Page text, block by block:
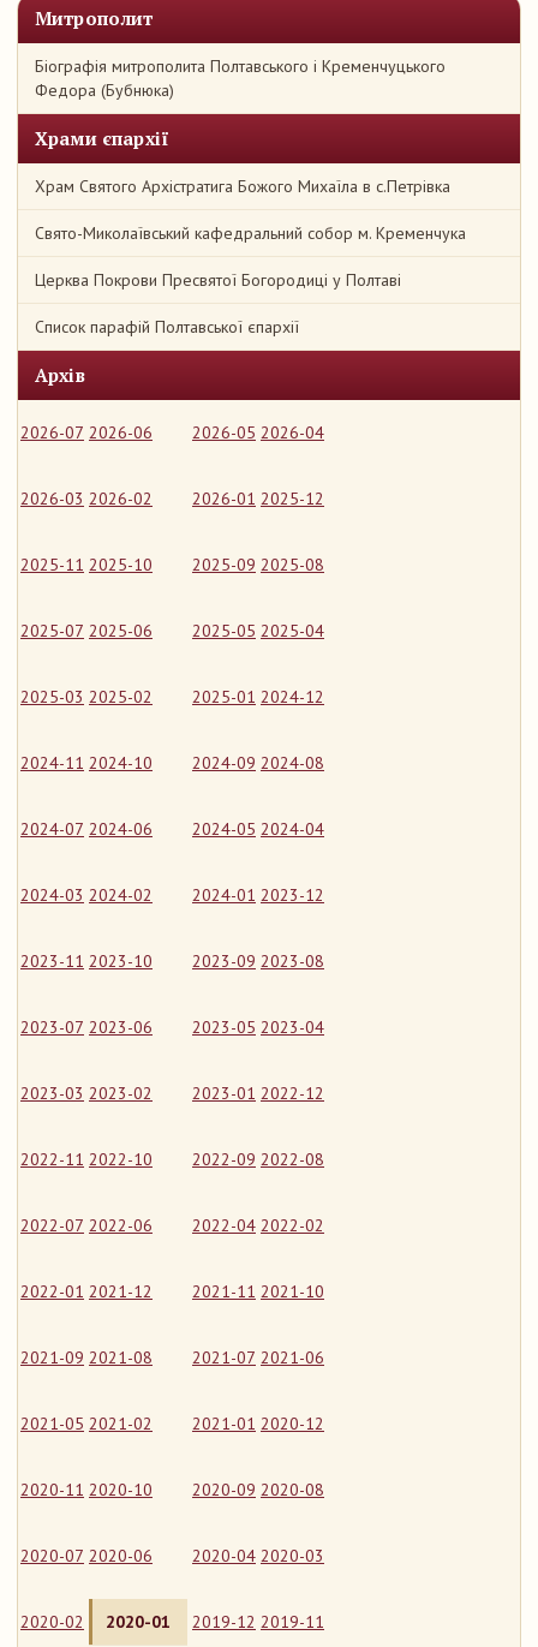
Митрополит
Біографія митрополита Полтавського і Кременчуцького
Федора (Бубнюка)
Храми єпархії
Храм Святого Архістратига Божого Михаїла в с.Петрівка
Свято-Миколаївський кафедральний собор м. Кременчука
Церква Покрови Пресвятої Богородиці у Полтаві
Список парафій Полтавської єпархії
Архів
2026-07 2026-06 2026-05 2026-04
2026-03 2026-02 2026-01 2025-12
2025-11 2025-10 2025-09 2025-08
2025-07 2025-06 2025-05 2025-04
2025-03 2025-02 2025-01 2024-12
2024-11 2024-10 2024-09 2024-08
2024-07 2024-06 2024-05 2024-04
2024-03 2024-02 2024-01 2023-12
2023-11 2023-10 2023-09 2023-08
2023-07 2023-06 2023-05 2023-04
2023-03 2023-02 2023-01 2022-12
2022-11 2022-10 2022-09 2022-08
2022-07 2022-06 2022-04 2022-02
2022-01 2021-12 2021-11 2021-10
2021-09 2021-08 2021-07 2021-06
2021-05 2021-02 2021-01 2020-12
2020-11 2020-10 2020-09 2020-08
2020-07 2020-06 2020-04 2020-03
2020-02 2020-01 2019-12 2019-11